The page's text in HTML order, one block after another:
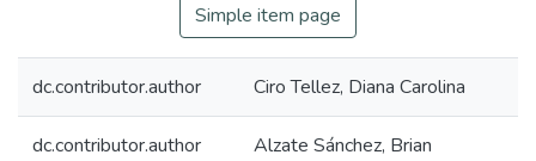
Simple item page
dc.contributor.author Ciro Tellez, Diana Carolina
dc.contributor.author Alzate Sánchez, Brian